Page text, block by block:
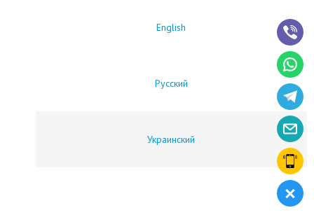
English
Русский
Украинский